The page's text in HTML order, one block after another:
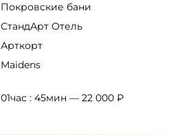
Покровские бани
СтандАрт Отель
Арткорт
Maidens
01час : 45мин — 22 000 ₽